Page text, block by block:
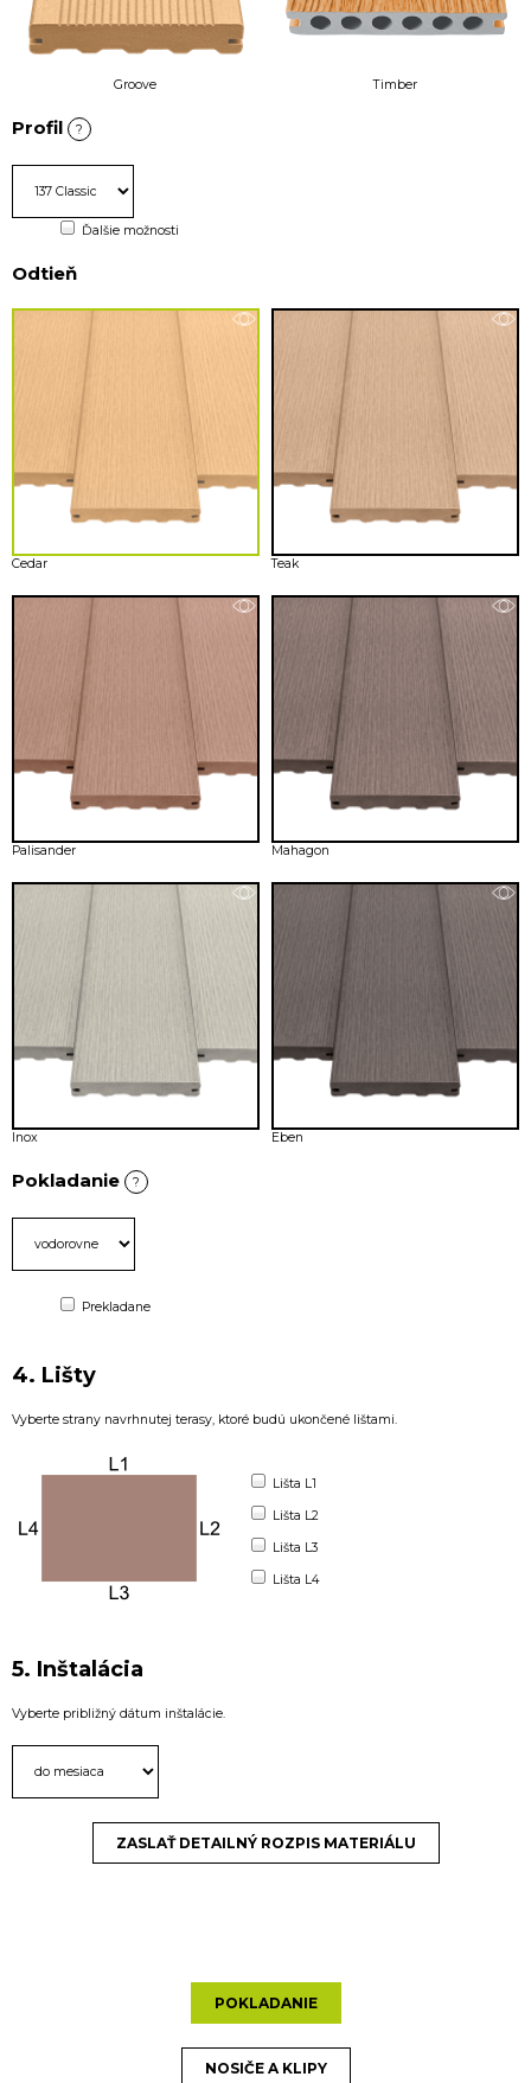
Groove Timber
Profil ?
Ďalšie možnosti
Odtieň
Cedar Teak
Palisander Mahagon
Inox Eben
Pokladanie ?
Prekladane
4. Lišty
Vyberte strany navrhnutej terasy, ktoré budú ukončené lištami.
Lišta L1
Lišta L2
Lišta L3
Lišta L4
5. Inštalácia
Vyberte približný dátum inštalácie.
ZASLAŤ DETAILNÝ ROZPIS MATERIÁLU
POKLADANIE
NOSIČE A KLIPY